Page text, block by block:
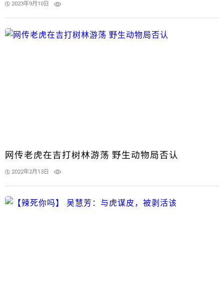
2023年9月10日
网传老虎在吉打树林游荡 野生动物局否认
2022年2月13日